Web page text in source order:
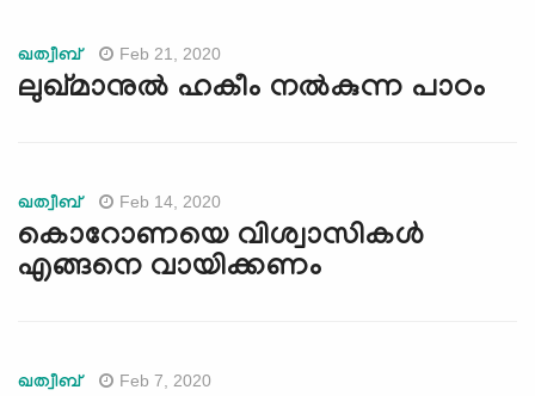
ഖത്വീബ് Feb 21, 2020
ലുഖ്മാനുൽ ഹകീം നൽകുന്ന പാഠം
ഖത്വീബ് Feb 14, 2020
കൊറോണയെ വിശ്വാസികൾ
എങ്ങനെ വായിക്കണം
ഖത്വീബ് Feb 7, 2020